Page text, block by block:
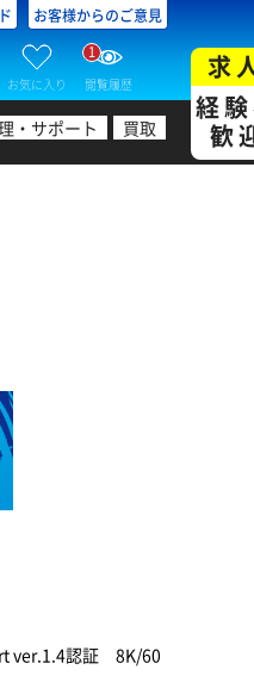
お客様からのご意見
お気に入り 閲覧履歴
1
・サポート 買取
求
経
歓
ver.1.4認証 8K/60